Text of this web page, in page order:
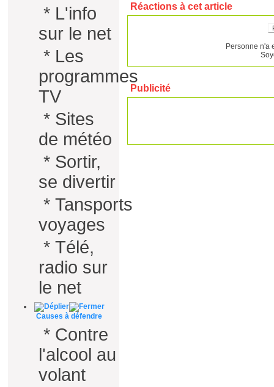
* L'info
sur le net
* Les
programmes
TV
* Sites
de météo
* Sortir,
se divertir
* Tansports
voyages
* Télé,
radio sur
le net
Causes à défendre
* Contre
l'alcool au
volant
Réactions à cet article
Personne n'a
Publicité